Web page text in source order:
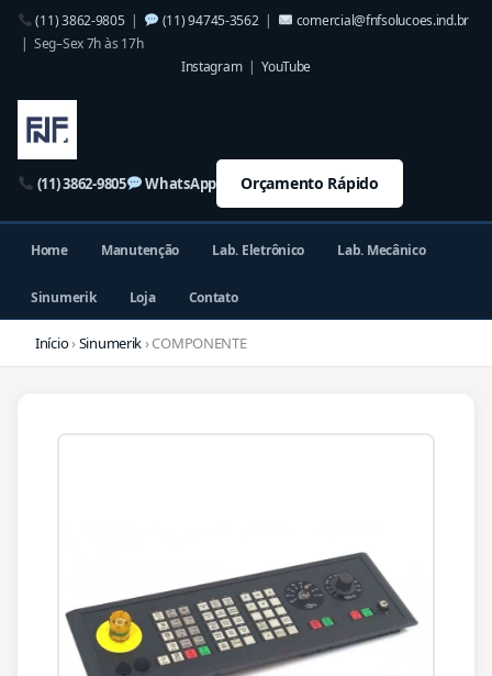
(11) 3862-9805| (11) 94745-3562|
comercial@fnfsolucoes.ind.br
| Seg–Sex 7h às 17h
Instagram|YouTube
(11) 3862-9805 WhatsApp Orçamento Rápido
Home Manutenção Lab. Eletrônico Lab. Mecânico
Sinumerik Loja Contato
Início›Sinumerik› COMPONENTE